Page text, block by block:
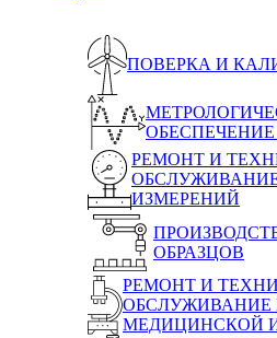
ПОВЕРКА И
РЕМОНТ И
ИЗМЕРЕНИЙ
ОБРАЗЦОВ
РЕМОНТ И
ОБСЛУЖИВАНИЕ
МЕДИЦИНСКОЙ